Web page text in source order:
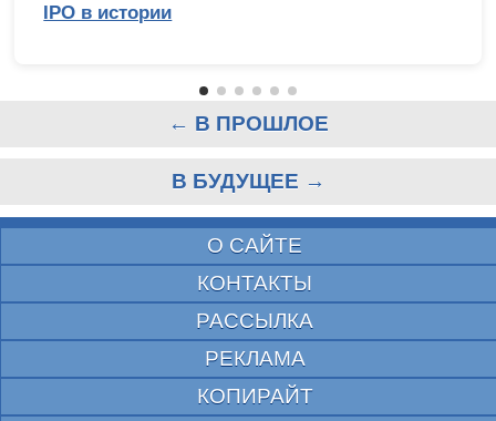
IPO в истории
← В ПРОШЛОЕ
В БУДУЩЕЕ →
О САЙТЕ
КОНТАКТЫ
РАССЫЛКА
РЕКЛАМА
КОПИРАЙТ